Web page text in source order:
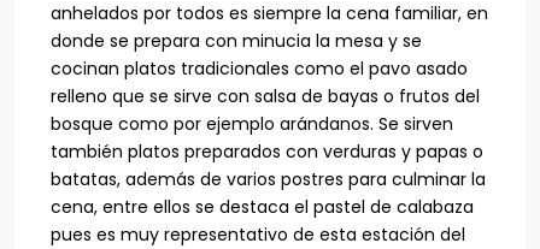
anhelados por todos es siempre la cena familiar, en
donde se prepara con minucia la mesa y se
cocinan platos tradicionales como el pavo asado
relleno que se sirve con salsa de bayas o frutos del
bosque como por ejemplo arándanos. Se sirven
también platos preparados con verduras y papas o
batatas, además de varios postres para culminar la
cena, entre ellos se destaca el pastel de calabaza
pues es muy representativo de esta estación del